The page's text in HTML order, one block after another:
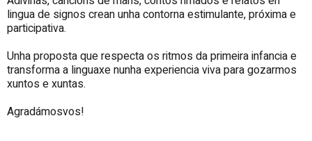
lingua de signos crean unha contorna estimulante, próxima e
participativa.
Unha proposta que respecta os ritmos da primeira infancia e
transforma a linguaxe nunha experiencia viva para gozarmos
xuntos e xuntas.
Agradámosvos!